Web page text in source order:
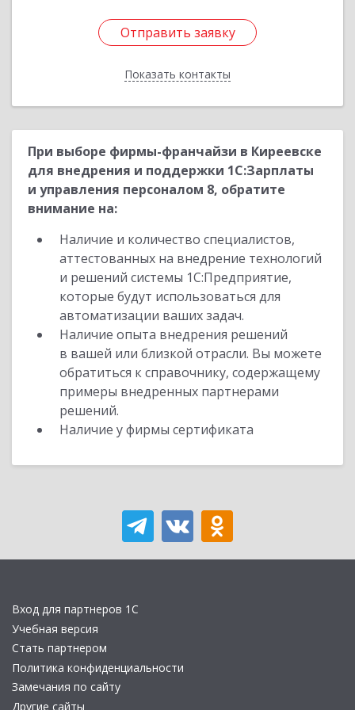
Отправить заявку
Показать контакты
Отправить заявку
Назад
При выборе фирмы-франчайзи в Киреевске
для внедрения и поддержки 1С:Зарплаты
и управления персоналом 8, обратите
внимание на:
Наличие и количество специалистов,
аттестованных на внедрение технологий
и решений системы 1С:Предприятие,
которые будут использоваться для
автоматизации ваших задач.
Наличие опыта внедрения решений
в вашей или близкой отрасли. Вы можете
обратиться к справочнику, содержащему
примеры внедренных партнерами
решений.
Наличие у фирмы сертификата
Вход для партнеров 1С
Учебная версия
Стать партнером
Политика конфиденциальности
Замечания по сайту
Другие сайты